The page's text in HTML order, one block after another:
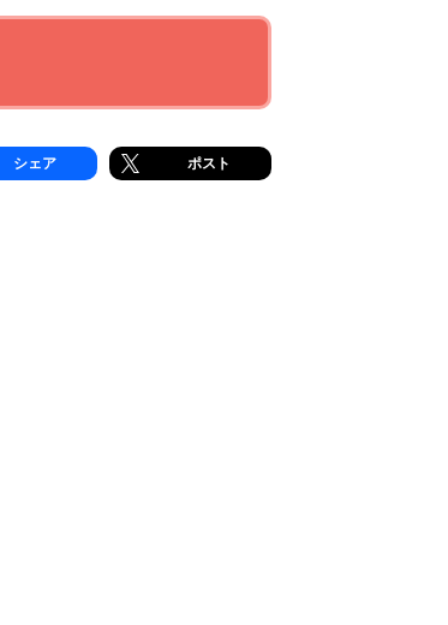
シェア ポスト